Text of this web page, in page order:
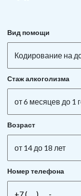
Вид помощи
Кодирование на
Стаж алкоголизма
от 6 месяцев до 1
Возраст
от 14 до 18 лет
Номер телефона